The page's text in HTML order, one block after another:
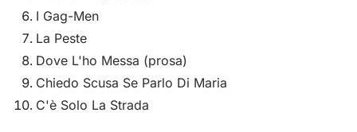
I Gag-Men
La Peste
Dove L'ho Messa (prosa)
Chiedo Scusa Se Parlo Di Maria
C'è Solo La Strada